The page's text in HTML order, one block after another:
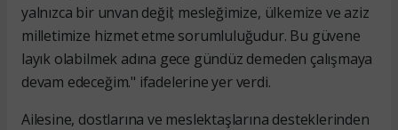
yalnızca bir unvan değil; mesleğimize, ülkemize ve aziz
milletimize hizmet etme sorumluluğudur. Bu güvene
layık olabilmek adına gece gündüz demeden çalışmaya
devam edeceğim." ifadelerine yer verdi.
Ailesine, dostlarına ve meslektaşlarına desteklerinden